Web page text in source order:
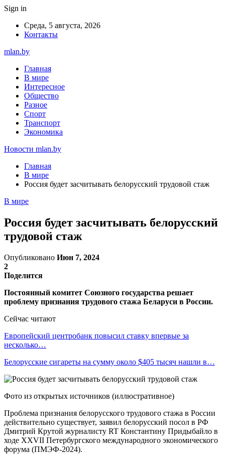
Sign in
Среда, 5 августа, 2026
Контакты
mlan.by
Главная
В мире
Интересное
Общество
Разное
Спорт
Транспорт
Экономика
Новости mlan.by
Главная
В мире
Россия будет засчитывать белорусский трудовой стаж
В мире
Россия будет засчитывать белорусский
трудовой стаж
Опубликовано Июн 7, 2024
2
Поделится
Постоянный комитет Союзного государства решает
проблему признания трудового стажа Беларуси в России.
Сейчас читают
Европейский центробанк повысил ставку впервые за
несколько…
Белорусские сигареты на сумму около $405 тысяч нашли в…
Фото из открытых источников (иллюстративное)
Проблема признания белорусского трудового стажа в России
действительно существует, заявил белорусский посол в РФ
Дмитрий Крутой журналисту RT Константину Придыбайло в
ходе XXVII Петербургского международного экономического
форума (ПМЭФ-2024).